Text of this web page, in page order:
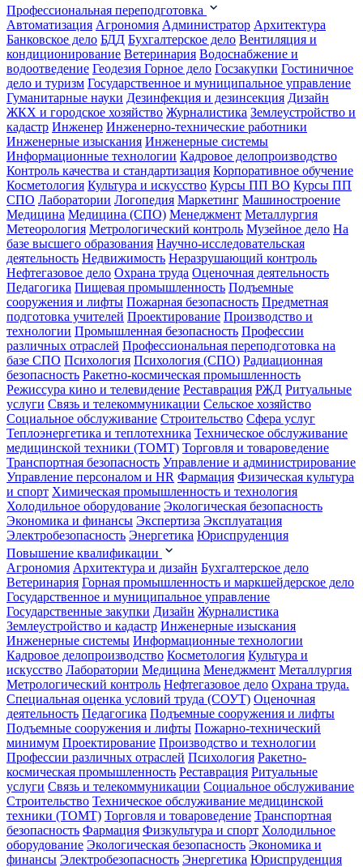
Профессиональная переподготовка
Автоматизация Агрономия Администратор Архитектура
Банковское дело БДД Бухгалтерское дело Вентиляция и
кондиционирование Ветеринария Водоснабжение и
водоотведение Геодезия Горное дело Госзакупки Гостиничное
дело и туризм Государственное и муниципальное управление
Гуманитарные науки Дезинфекция и дезинсекция Дизайн
ЖКХ и городское хозяйство Журналистика Землеустройство и
кадастр Инженер Инженерно-технические работники
Инженерные изыскания Инженерные системы
Информационные технологии Кадровое делопроизводство
Контроль качества и стандартизация Корпоративное обучение
Косметология Культура и искусство Курсы ПП ВО Курсы ПП
СПО Лаборатории Логопедия Маркетинг Машиностроение
Медицина Медицина (СПО) Менеджмент Металлургия
Метеорология Метрологический контроль Музейное дело На
базе высшего образования Научно-исследовательская
деятельность Недвижимость Неразрушающий контроль
Нефтегазовое дело Охрана труда Оценочная деятельность
Педагогика Пищевая промышленность Подъемные
сооружения и лифты Пожарная безопасность Предметная
подготовка учителей Проектирование Производство и
технологии Промышленная безопасность Профессии
различных отраслей Профессиональная переподготовка на
базе СПО Психология Психология (СПО) Радиационная
безопасность Ракетно-космическая промышленность
Режиссура кино и телевидение Реставрация РЖД Ритуальные
услуги Связь и телекоммуникации Сельское хозяйство
Социальное обслуживание Строительство Сфера услуг
Теплоэнергетика и теплотехника Техническое обслуживание
медицинской техники (ТОМТ) Торговля и товароведение
Транспортная безопасность Управление и администрирование
Управление персоналом и HR Фармация Физическая культура
и спорт Химическая промышленность и технология
Холодильное оборудование Экологическая безопасность
Экономика и финансы Экспертиза Эксплуатация
Электробезопасность Энергетика Юриспруденция
Повышение квалификации
Агрономия Архитектура и дизайн Бухгалтерское дело
Ветеринария Горная промышленность и маркшейдерское дело
Государственное и муниципальное управление
Государственные закупки Дизайн Журналистика
Землеустройство и кадастр Инженерные изыскания
Инженерные системы Информационные технологии
Кадровое делопроизводство Косметология Культура и
искусство Лаборатории Медицина Менеджмент Металлургия
Метрологический контроль Нефтегазовое дело Охрана труда.
Специальная оценка условий труда (СОУТ) Оценочная
деятельность Педагогика Подъемные сооружения и лифты
Подъемные сооружения и лифты Пожарно-технический
минимум Проектирование Производство и технологии
Профессии различных отраслей Психология Ракетно-
космическая промышленность Реставрация Ритуальные
услуги Связь и телекоммуникации Социальное обслуживание
Строительство Техническое обслуживание медицинской
техники (ТОМТ) Торговля и товароведение Транспортная
безопасность Фармация Физкультура и спорт Холодильное
оборудование Экологическая безопасность Экономика и
финансы Электробезопасность Энергетика Юриспруденция